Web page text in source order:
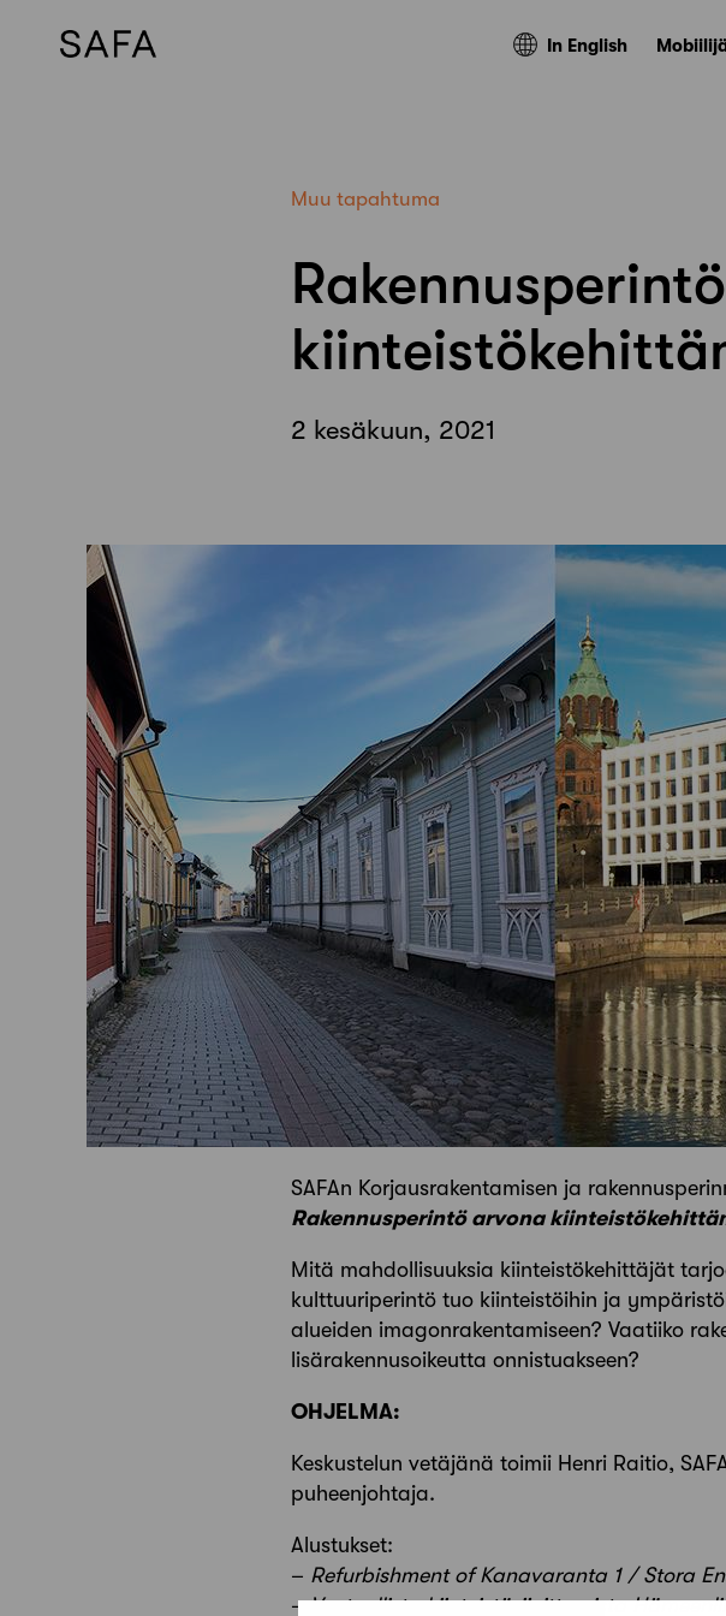
In English
Muu tapahtuma
2 kesäkuun, 2021
SAFAn Korjausrakentamisen ja
Rakennusperintö arvona
Mitä mahdollisuuksia kiinteistökehittäjät
kulttuuriperintö tuo kiinteistöihin ja
alueiden imagonrakentamiseen? Vaatiiko
lisärakennusoikeutta onnistuakseen?
OHJELMA:
Keskustelun vetäjänä toimii Henri Raitio,
puheenjohtaja.
Alustukset:
– Refurbishment of Kanavaranta 1 / Stora
–Vastuullista kiinteistösijoittamista